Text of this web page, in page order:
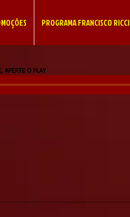
PROGRAMA FRANCISCO RICCI
APERTE O PLAY